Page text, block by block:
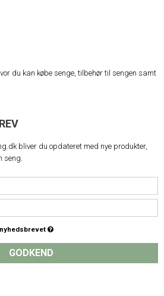
du kan købe senge, tilbehør til sengen samt
bliver du opdateret med nye produkter,
seng.
GODKEND